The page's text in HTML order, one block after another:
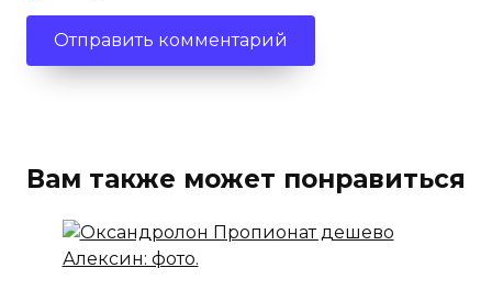
Вам также может понравиться